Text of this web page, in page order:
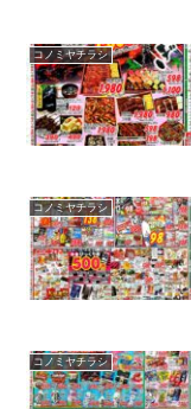
コノミヤチラシ
コノミヤチラシ
コノミヤチラシ